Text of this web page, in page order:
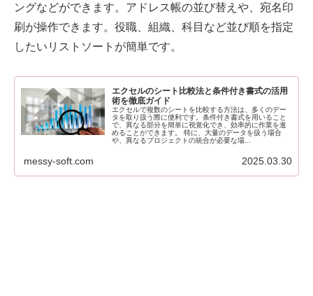
ングなどができます。アドレス帳の並び替えや、宛名印
刷が操作できます。役職、組織、科目など並び順を指定
したいリストソートが簡単です。
エクセルのシート比較法と条件付き書式の活用
術を徹底ガイド
エクセルで複数のシートを比較する方法は、多くのデー
タを取り扱う際に便利です。条件付き書式を用いること
で、異なる部分を簡単に視覚化でき、効率的に作業を進
めることができます。 特に、大量のデータを扱う場合
や、異なるプロジェクトの統合が必要な場...
messy-soft.com 2025.03.30